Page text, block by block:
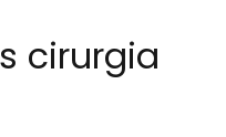
cirurgia